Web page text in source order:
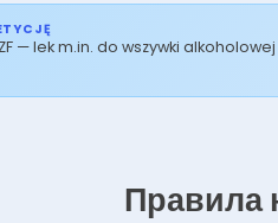
— lek m.in. do wszywki
Правила